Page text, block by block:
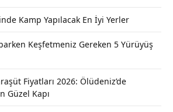
Kamp Yapılacak En İyi Yerler
Keşfetmeniz Gereken 5 Yürüyüş
Fiyatları 2026: Ölüdeniz’de
Güzel Kapı